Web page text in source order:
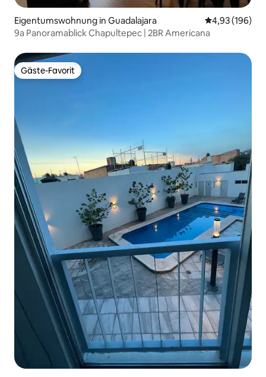
Eigentumswohnung in Guadalajara
4,93 (196)
9a Panoramablick Chapultepec | 2BR Americana
Gäste-Favorit
Gäste-Favorit